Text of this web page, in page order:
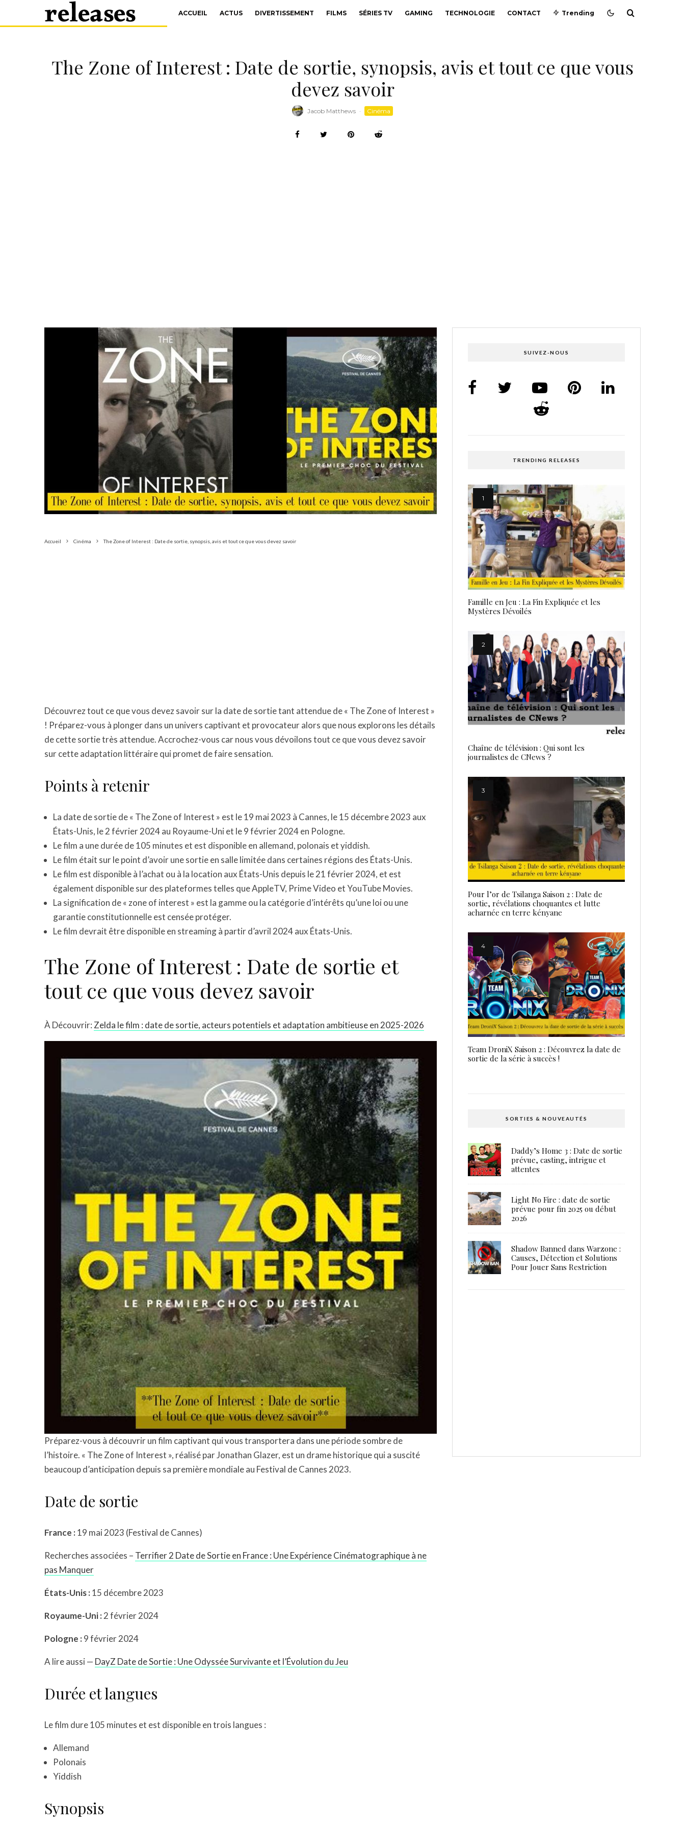
ACCUEIL ACTUS DIVERTISSEMENT FILMS SÉRIES TV GAMING TECHNOLOGIE CONTACT Trending
The Zone of Interest : Date de sortie, synopsis, avis et tout ce que vous
devez savoir
Jacob Matthews · Cinéma
Accueil Cinéma The Zone of Interest : Date de sortie, synopsis, avis et tout ce que vous devez savoir
Découvrez tout ce que vous devez savoir sur la date de sortie tant attendue de « The Zone of Interest »
! Préparez-vous à plonger dans un univers captivant et provocateur alors que nous explorons les détails
de cette sortie très attendue. Accrochez-vous car nous vous dévoilons tout ce que vous devez savoir
sur cette adaptation littéraire qui promet de faire sensation.
Points à retenir
La date de sortie de « The Zone of Interest » est le 19 mai 2023 à Cannes, le 15 décembre 2023 aux
États-Unis, le 2 février 2024 au Royaume-Uni et le 9 février 2024 en Pologne.
Le film a une durée de 105 minutes et est disponible en allemand, polonais et yiddish.
Le film était sur le point d’avoir une sortie en salle limitée dans certaines régions des États-Unis.
Le film est disponible à l’achat ou à la location aux États-Unis depuis le 21 février 2024, et est
également disponible sur des plateformes telles que AppleTV, Prime Video et YouTube Movies.
La signification de « zone of interest » est la gamme ou la catégorie d’intérêts qu’une loi ou une
garantie constitutionnelle est censée protéger.
Le film devrait être disponible en streaming à partir d’avril 2024 aux États-Unis.
The Zone of Interest : Date de sortie et
tout ce que vous devez savoir
À Découvrir: Zelda le film : date de sortie, acteurs potentiels et adaptation ambitieuse en 2025-2026
Préparez-vous à découvrir un film captivant qui vous transportera dans une période sombre de
l’histoire. « The Zone of Interest », réalisé par Jonathan Glazer, est un drame historique qui a suscité
beaucoup d’anticipation depuis sa première mondiale au Festival de Cannes 2023.
Date de sortie
France :19 mai 2023 (Festival de Cannes)
Recherches associées – Terrifier 2 Date de Sortie en France : Une Expérience Cinématographique à ne
pas Manquer
États-Unis :15 décembre 2023
Royaume-Uni :2 février 2024
Pologne :9 février 2024
A lire aussi — DayZ Date de Sortie : Une Odyssée Survivante et l’Évolution du Jeu
Durée et langues
Le film dure 105 minutes et est disponible en trois langues :
Allemand
Polonais
Yiddish
Synopsis
SUIVEZ-NOUS
TRENDING RELEASES
Famille en Jeu : La Fin Expliquée et les
Mystères Dévoilés
Chaîne de télévision : Qui sont les
journalistes de CNews ?
Pour l’or de Tsilanga Saison 2 : Date de
sortie, révélations choquantes et lutte
acharnée en terre kényane
Team DroniX Saison 2 : Découvrez la date de
sortie de la série à succès !
SORTIES & NOUVEAUTÉS
Daddy’s Home 3 : Date de sortie
prévue, casting, intrigue et
attentes
Light No Fire : date de sortie
prévue pour fin 2025 ou début
2026
Shadow Banned dans Warzone :
Causes, Détection et Solutions
Pour Jouer Sans Restriction